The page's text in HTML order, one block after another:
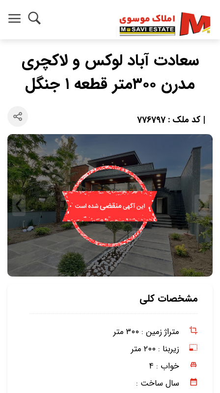
سعادت آباد لوکس و لاکچری
مدرن ۳۰۰متر قطعه ۱ جنگل
| کد ملک : 776797
مشخصات کلی
متراژ زمین : ۳۰۰ متر
زیربنا : ۲۰۰ متر
خواب : ۴
سال ساخت :